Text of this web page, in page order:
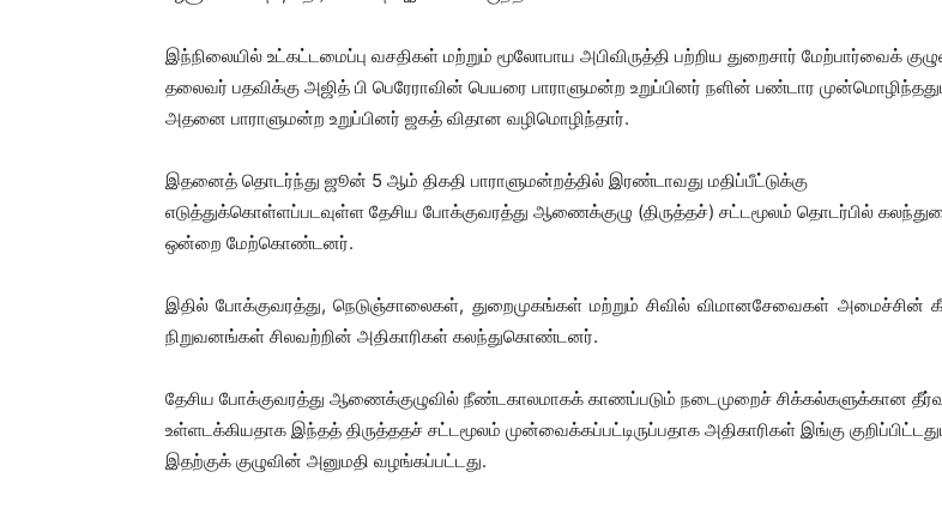
இந்நிலையில் உட்கட்டமைப்பு வசதிகள் மற்றும் மூலோபாய அபிவிருத்தி பற்றிய துறைசார் மேற்பார்வைக்
தலைவர் பதவிக்கு அஜித் பி பெரேராவின் பெயரை பாராளுமன்ற உறுப்பினர் நளின் பண்டார
அதனை பாராளுமன்ற உறுப்பினர் ஜகத் விதான வழிமொழிந்தார்.
இதனைத் தொடர்ந்து ஜூன் 5 ஆம் திகதி பாராளுமன்றத்தில் இரண்டாவது மதிப்பீட்டுக்கு
எடுத்துக்கொள்ளப்படவுள்ள தேசிய போக்குவரத்து ஆணைக்குழு (திருத்தச்) சட்டமூலம் தொடர்பில்
ஒன்றை மேற்கொண்டனர்.
இதில் போக்குவரத்து, நெடுஞ்சாலைகள், துறைமுகங்கள் மற்றும் சிவில் விமானசேவைகள் அமைச்சின்
நிறுவனங்கள் சிலவற்றின் அதிகாரிகள் கலந்துகொண்டனர்.
தேசிய போக்குவரத்து ஆணைக்குழுவில் நீண்டகாலமாகக் காணப்படும் நடைமுறைச் சிக்கல்களுக்கான
உள்ளடக்கியதாக இந்தத் திருத்ததச் சட்டமூலம் முன்வைக்கப்பட்டிருப்பதாக அதிகாரிகள் இங்கு
இதற்குக் குழுவின் அனுமதி வழங்கப்பட்டது.